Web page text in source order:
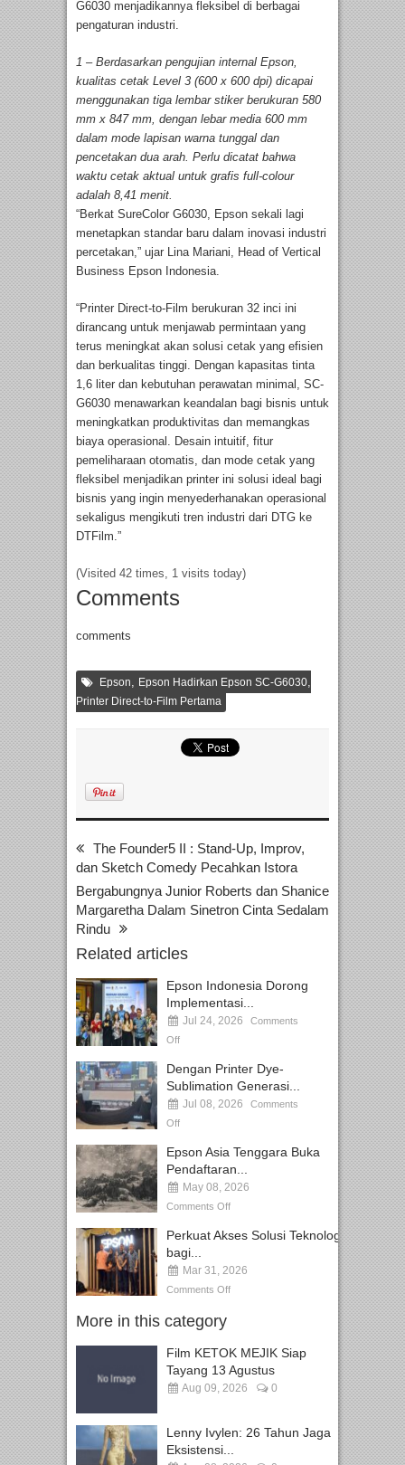
G6030 menjadikannya fleksibel di berbagai
pengaturan industri.
1 – Berdasarkan pengujian internal Epson,
kualitas cetak Level 3 (600 x 600 dpi) dicapai
menggunakan tiga lembar stiker berukuran 580
mm x 847 mm, dengan lebar media 600 mm
dalam mode lapisan warna tunggal dan
pencetakan dua arah. Perlu dicatat bahwa
waktu cetak aktual untuk grafis full-colour
adalah 8,41 menit.
“Berkat SureColor G6030, Epson sekali lagi
menetapkan standar baru dalam inovasi industri
percetakan,” ujar Lina Mariani, Head of Vertical
Business Epson Indonesia.
“Printer Direct-to-Film berukuran 32 inci ini
dirancang untuk menjawab permintaan yang
terus meningkat akan solusi cetak yang efisien
dan berkualitas tinggi. Dengan kapasitas tinta
1,6 liter dan kebutuhan perawatan minimal, SC-
G6030 menawarkan keandalan bagi bisnis untuk
meningkatkan produktivitas dan memangkas
biaya operasional. Desain intuitif, fitur
pemeliharaan otomatis, dan mode cetak yang
fleksibel menjadikan printer ini solusi ideal bagi
bisnis yang ingin menyederhanakan operasional
sekaligus mengikuti tren industri dari DTG ke
DTFilm.”
(Visited 42 times, 1 visits today)
Comments
comments
Epson Epson Hadirkan Epson SC-G6030
Printer Direct-to-Film Pertama
The Founder5 II : Stand-Up, Improv,
dan Sketch Comedy Pecahkan Istora
Bergabungnya Junior Roberts dan Shanice
Margaretha Dalam Sinetron Cinta Sedalam
Rindu
Related articles
Epson Indonesia Dorong
Implementasi...
Jul 24, 2026
Comments
Off
Dengan Printer Dye-
Sublimation Generasi...
Jul 08, 2026
Comments
Off
Epson Asia Tenggara Buka
Pendaftaran...
May 08, 2026
Comments Off
Perkuat Akses Solusi Teknologi
bagi...
Mar 31, 2026
Comments Off
More in this category
Film KETOK MEJIK Siap
Tayang 13 Agustus
Aug 09, 2026 0
Lenny Ivylen: 26 Tahun Jaga
Eksistensi...